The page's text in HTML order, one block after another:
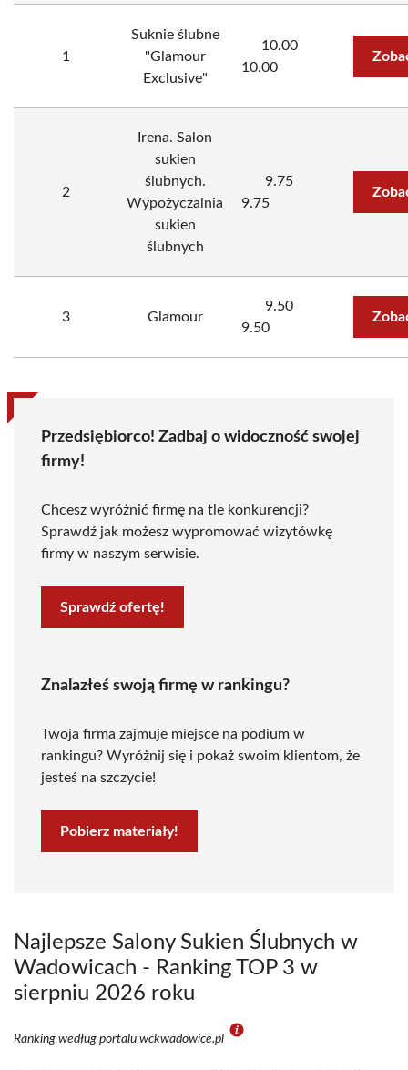
1
Suknie ślubne
"Glamour
Exclusive"
10.00
10.00
2
Irena. Salon
sukien
ślubnych.
Wypożyczalnia
sukien
ślubnych
9.75
9.75
3 Glamour
9.50
9.50
Przedsiębiorco! Zadbaj o widoczność swojej
firmy!
Chcesz wyróżnić firmę na tle konkurencji?
Sprawdź jak możesz wypromować wizytówkę
firmy w naszym serwisie.
Sprawdź ofertę!
Znalazłeś swoją firmę w rankingu?
Twoja firma zajmuje miejsce na podium w
rankingu? Wyróżnij się i pokaż swoim klientom, że
jesteś na szczycie!
Pobierz materiały!
Najlepsze Salony Sukien Ślubnych w
Wadowicach - Ranking TOP 3 w
sierpniu 2026 roku
Ranking według portalu wckwadowice.pl